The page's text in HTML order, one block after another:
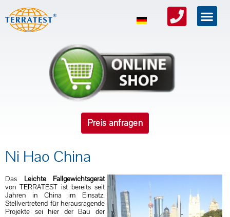
Preis anfragen
Ni Hao China
Das Leichte Fallgewichtsgerät
von TERRATEST ist bereits seit
Jahren in China im Einsatz.
Stellvertretend für herausragende
Projekte sei hier der Bau der